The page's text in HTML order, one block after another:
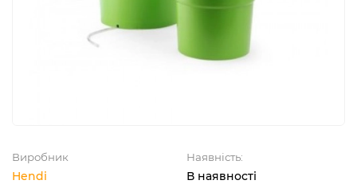
Виробник
Hendi
Наявність:
В наявності